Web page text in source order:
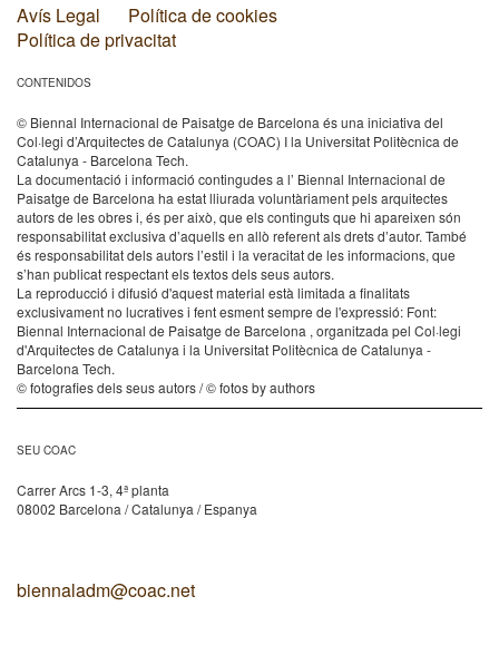
Avís Legal
Política de cookies
Política de privacitat
CONTENIDOS
© Biennal Internacional de Paisatge de Barcelona és una iniciativa del
Col·legi d’Arquitectes de Catalunya (COAC) I la Universitat Politècnica de
Catalunya - Barcelona Tech.
La documentació i informació contingudes a l’ Biennal Internacional de
Paisatge de Barcelona ha estat lliurada voluntàriament pels arquitectes
autors de les obres i, és per això, que els continguts que hi apareixen són
responsabilitat exclusiva d’aquells en allò referent als drets d’autor. També
és responsabilitat dels autors l’estil i la veracitat de les informacions, que
s’han publicat respectant els textos dels seus autors.
La reproducció i difusió d'aquest material està limitada a finalitats
exclusivament no lucratives i fent esment sempre de l'expressió: Font:
Biennal Internacional de Paisatge de Barcelona , organitzada pel Col·legi
d'Arquitectes de Catalunya i la Universitat Politècnica de Catalunya -
Barcelona Tech.
© fotografies dels seus autors / © fotos by authors
SEU COAC
Carrer Arcs 1-3, 4ª planta
08002 Barcelona / Catalunya / Espanya
biennaladm@coac.net